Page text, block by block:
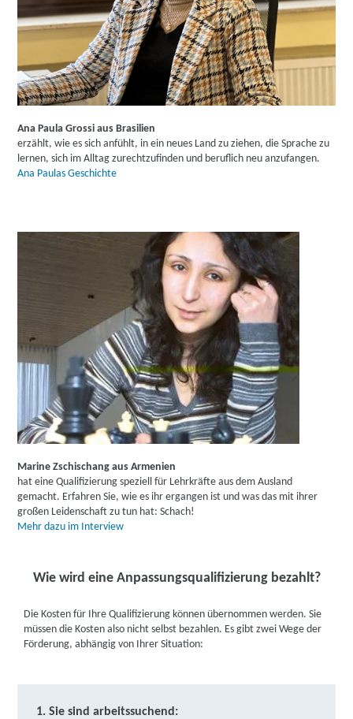
Ana Paula Grossi aus Brasilien
erzählt, wie es sich anfühlt, in ein neues Land zu ziehen, die Sprache zu
lernen, sich im Alltag zurechtzufinden und beruflich neu anzufangen.
Ana Paulas Geschichte
Marine Zschischang aus Armenien
hat eine Qualifizierung speziell für Lehrkräfte aus dem Ausland
gemacht. Erfahren Sie, wie es ihr ergangen ist und was das mit ihrer
großen Leidenschaft zu tun hat: Schach!
Mehr dazu im Interview
Wie wird eine Anpassungsqualifizierung bezahlt?
Die Kosten für Ihre Qualifizierung können übernommen werden. Sie
müssen die Kosten also nicht selbst bezahlen. Es gibt zwei Wege der
Förderung, abhängig von Ihrer Situation:
1. Sie sind arbeitssuchend: